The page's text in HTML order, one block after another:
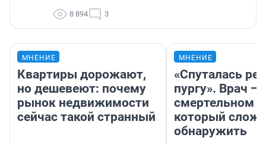
8 894 3
МНЕНИЕ
Квартиры дорожают,
но дешевеют: почему
рынок недвижимости
сейчас такой странный
МНЕНИЕ
«Спуталась
пургу». Врач —
смертельном
который
обнаружить